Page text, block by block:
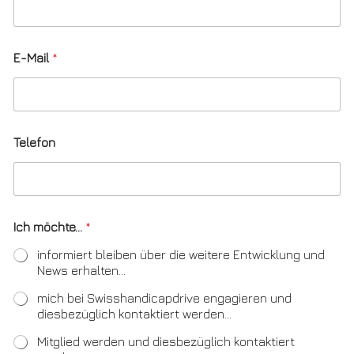
E-Mail *
Telefon
Ich möchte... *
informiert bleiben über die weitere Entwicklung und
News erhalten...
mich bei Swisshandicapdrive engagieren und
diesbezüglich kontaktiert werden...
Mitglied werden und diesbezüglich kontaktiert